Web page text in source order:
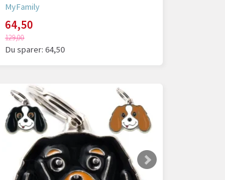
MyFamily
64,50
129,00
Du sparer:64,50